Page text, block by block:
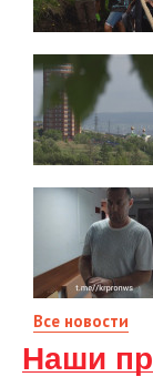
Все новости
Наши